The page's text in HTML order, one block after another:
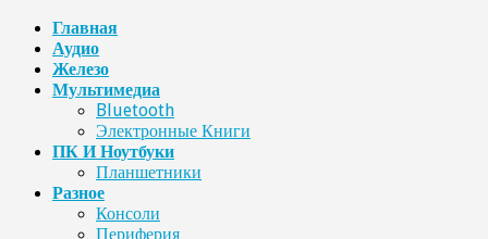
Главная
Аудио
Железо
Мультимедиа
Bluetooth
Электронные Книги
ПК И Ноутбуки
Планшетники
Разное
Консоли
Периферия